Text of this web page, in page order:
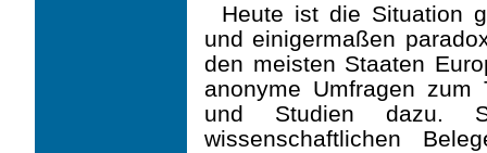
Heute ist die Situation
und einigermaßen
den meisten Staaten
anonyme Umfragen zum
und Studien dazu.
wissenschaftlichen